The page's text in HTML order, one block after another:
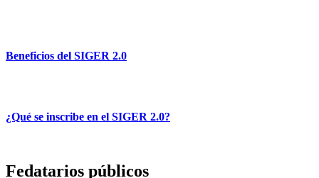
Beneficios del SIGER 2.0
¿Qué se inscribe en el SIGER 2.0?
Fedatarios públicos